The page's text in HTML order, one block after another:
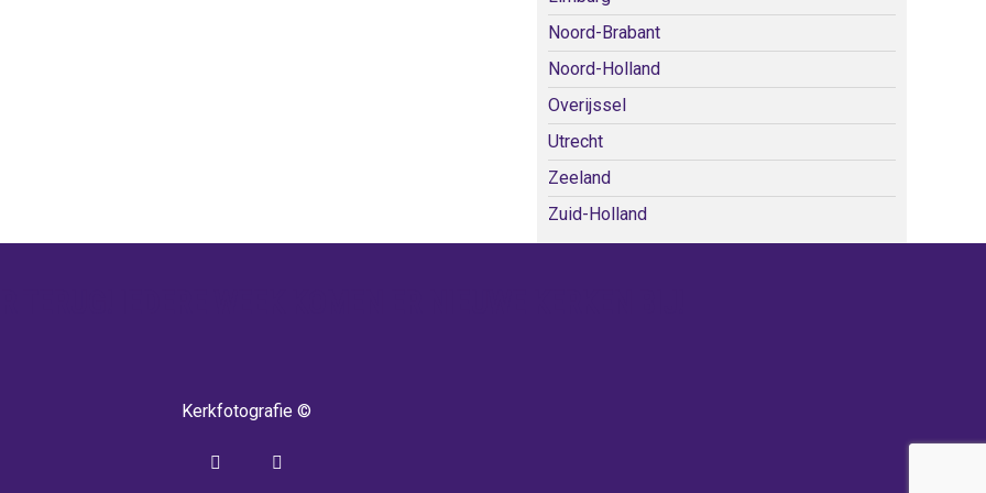
Noord-Brabant
Noord-Holland
Overijssel
Utrecht
Zeeland
Zuid-Holland
Kerkfotografie ©